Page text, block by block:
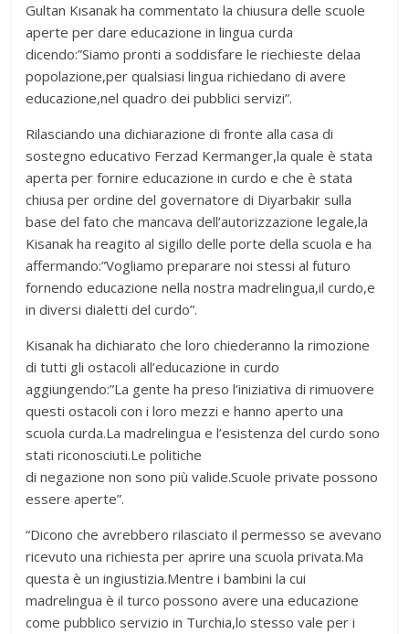
Gultan Kısanak ha commentato la chiusura delle scuole
aperte per dare educazione in lingua curda
dicendo:”Siamo pronti a soddisfare le riechieste delaa
popolazione,per qualsiasi lingua richiedano di avere
educazione,nel quadro dei pubblici servizi”.
Rilasciando una dichiarazione di fronte alla casa di
sostegno educativo Ferzad Kermanger,la quale è stata
aperta per fornire educazione in curdo e che è stata
chiusa per ordine del governatore di Diyarbakir sulla
base del fato che mancava dell’autorizzazione legale,la
Kisanak ha reagito al sigillo delle porte della scuola e ha
affermando:”Vogliamo preparare noi stessi al futuro
fornendo educazione nella nostra madrelingua,il curdo,e
in diversi dialetti del curdo”.
Kisanak ha dichiarato che loro chiederanno la rimozione
di tutti gli ostacoli all’educazione in curdo
aggiungendo:”La gente ha preso l’iniziativa di rimuovere
questi ostacoli con i loro mezzi e hanno aperto una
scuola curda.La madrelingua e l’esistenza del curdo sono
stati riconosciuti.Le politiche
di negazione non sono più valide.Scuole private possono
essere aperte”.
“Dicono che avrebbero rilasciato il permesso se avevano
ricevuto una richiesta per aprire una scuola privata.Ma
questa è un ingiustizia.Mentre i bambini la cui
madrelingua è il turco possono avere una educazione
come pubblico servizio in Turchia,lo stesso vale per i